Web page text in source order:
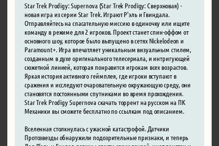
Star Trek Prodigy: Supernova (Star Trek Prodigy: Сверхновая) -
новая игра из серии Star Trek. Играют Р'эль и Гвиндала.
Отправляйтесь на спасательную миссию в одиночку или ищите
команду в режиме для 2 игроков. Проект станет спин-оффом от
основного шоу, которое было выпущено в сетях Nickelodeon и
Paramount+. Игра впечатляет уникальным визуальным стилем,
созданным в духе оригинального телесериала, и интригующей
сюжетной линией, которая понравится игрокам всех возрастов.
Яркая история активного геймплея, где игроки вступают в
сражения и исследуют очаровательную окружающую среду, они
становятся постоянными спутниками во время прохождения.
Star Trek Prodigy Supernova скачать торрент на русском на ПК
Механики вы сможете бесплатно по ссылкам под описанием.
Вселенная столкнулась с ужасной катастрофой. Датчики
Протозвезды обнаружили подозрительные признаки, и теперь